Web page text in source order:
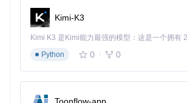
实战教程：三大核心场景操作指南
场景一：微信视频号无水印下载
在配置界面确保"自动拦截"已开启
打开微信电脑版并播放目标视频号内容
Kimi-K3
Python
0 0
Toonflow-app